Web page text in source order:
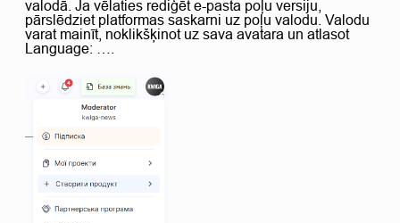
valodā. Ja vēlaties rediģēt e-pasta poļu versiju,
pārslēdziet platformas saskarni uz poļu valodu. Valodu
varat mainīt, noklikšķinot uz sava avatara un atlasot
Language: ….